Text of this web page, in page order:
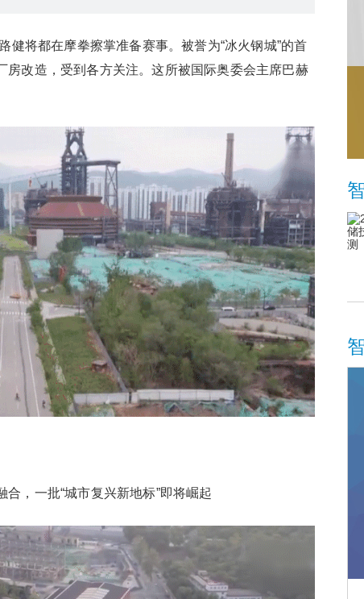
将都在摩拳擦掌准备赛事。被誉为“冰火钢城”的首
房改造，受到各方关注。这所被国际奥委会主席巴赫
，一批“城市复兴新地标”即将崛起